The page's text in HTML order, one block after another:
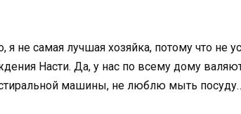
я не самая лучшая хозяйка, потому что не
Насти. Да, у нас по всему дому
машины, не люблю мыть